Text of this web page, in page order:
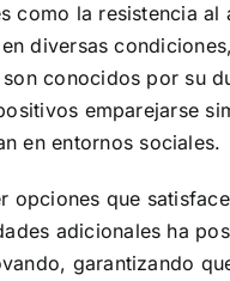
la resistencia
diversas
conocidos por su
emparejarse
en entornos sociales.
opciones que
adicionales ha
garantizando